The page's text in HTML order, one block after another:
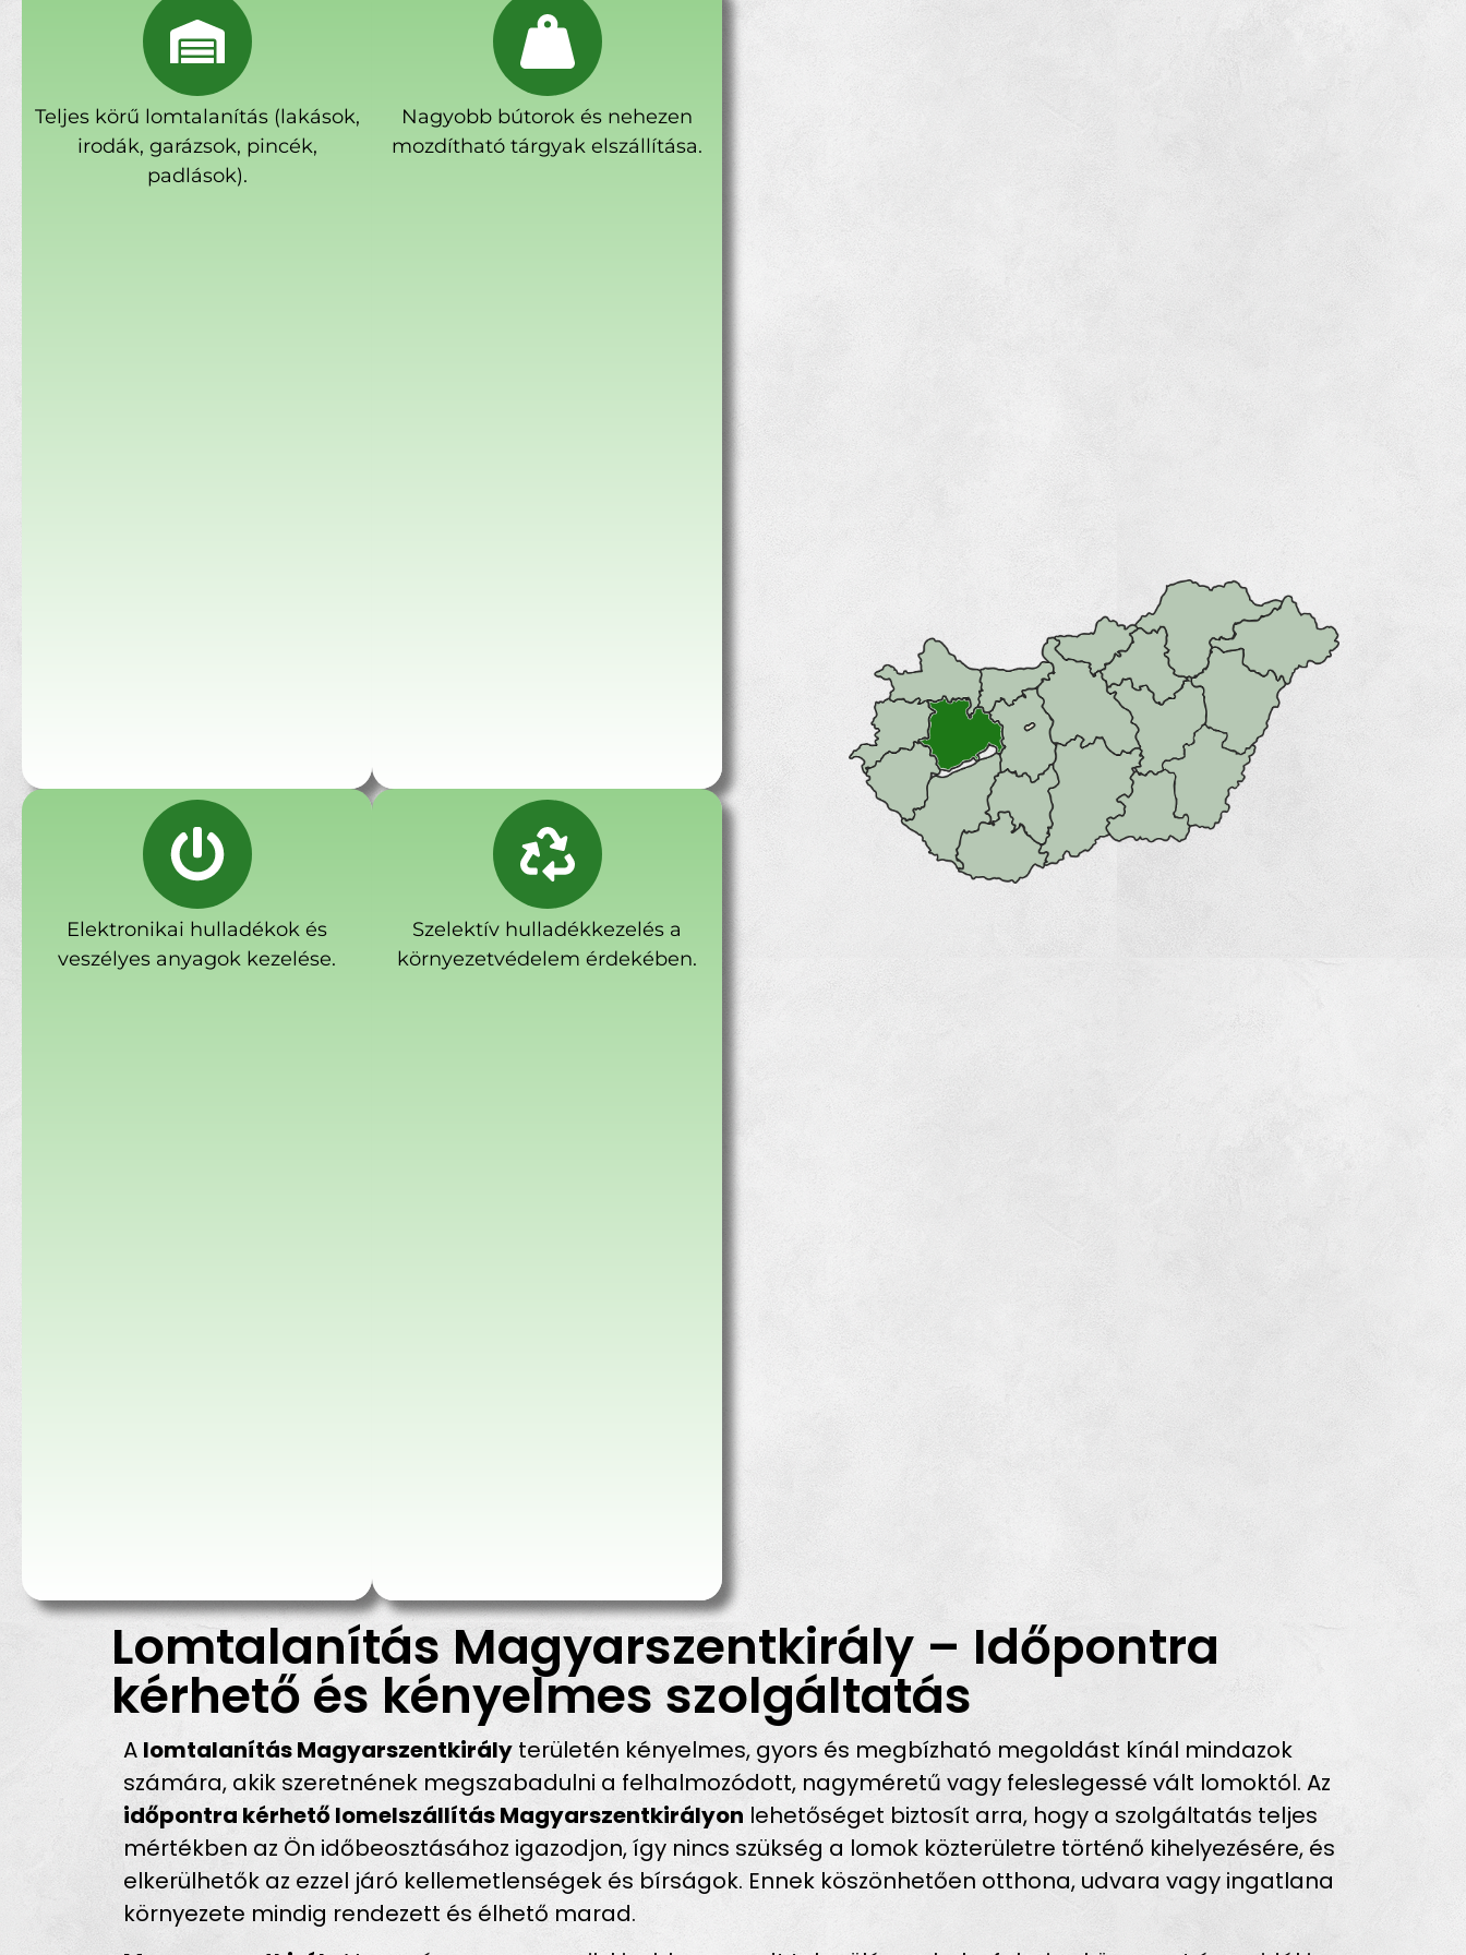
Teljes körű lomtalanítás (lakások,
irodák, garázsok, pincék,
padlások).
Nagyobb bútorok és nehezen
mozdítható tárgyak elszállítása.
Elektronikai hulladékok és
veszélyes anyagok kezelése.
Szelektív hulladékkezelés a
környezetvédelem érdekében.
Lomtalanítás Magyarszentkirály – Időpontra
kérhető és kényelmes szolgáltatás
A lomtalanítás Magyarszentkirály területén kényelmes, gyors és megbízható megoldást kínál mindazok
számára, akik szeretnének megszabadulni a felhalmozódott, nagyméretű vagy feleslegessé vált lomoktól. Az
időpontra kérhető lomelszállítás Magyarszentkirályon lehetőséget biztosít arra, hogy a szolgáltatás teljes
mértékben az Ön időbeosztásához igazodjon, így nincs szükség a lomok közterületre történő kihelyezésére, és
elkerülhetők az ezzel járó kellemetlenségek és bírságok. Ennek köszönhetően otthona, udvara vagy ingatlana
környezete mindig rendezett és élhető marad.